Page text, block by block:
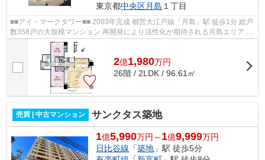
東京都中央区月島 １丁目
■■アイ・マークタワー■■ 2003年完成 都営大江戸線「月島」駅 徒歩1分 総戸
数358戸の大規模マンション 再開発により活性化が期待される月島エリア 大
理石を基調とした高級感あるロビ...
2億1,980万円
26階 / 2LDK / 96.61㎡
売買 | 中古マンション サンクタス築地
1億5,990万円～ 1億9,999万円
日比谷線 「築地 」駅 徒歩5分